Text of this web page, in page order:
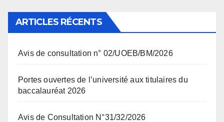
ARTICLES RÉCENTS
Avis de consultation n° 02/UOEB/BM/2026
Portes ouvertes de l’université aux titulaires du
baccalauréat 2026
Avis de Consultation N°31/32/2026